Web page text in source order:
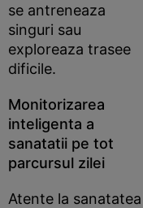
se antreneaza
singuri sau
exploreaza trasee
dificile.
Monitorizarea
inteligenta a
sanatatii pe tot
parcursul zilei
Atente la